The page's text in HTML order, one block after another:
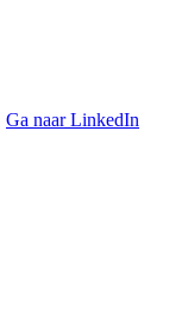
Ga naar LinkedIn